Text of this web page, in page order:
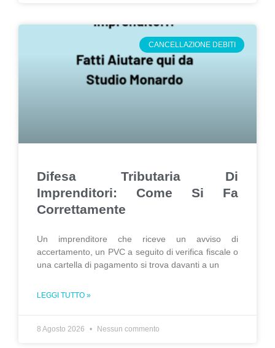
CANCELLAZIONE DEBITI
Difesa Tributaria Di
Imprenditori: Come Si Fa
Correttamente
Un imprenditore che riceve un avviso di
accertamento, un PVC a seguito di verifica fiscale o
una cartella di pagamento si trova davanti a un
LEGGI TUTTO »
8 Agosto 2026 Nessun commento